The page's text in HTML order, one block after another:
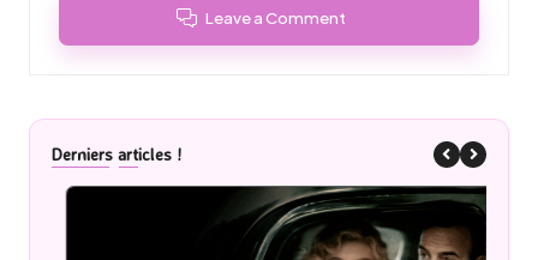
Leave a Comment
Derniers articles !